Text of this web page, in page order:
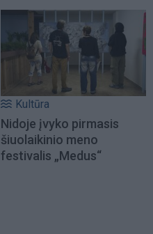
Kultūra
Nidoje įvyko pirmasis
šiuolaikinio meno
festivalis „Medus“